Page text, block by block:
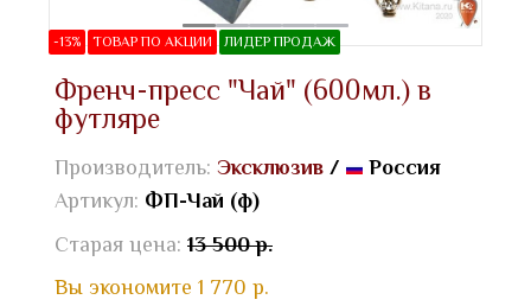
-13% ТОВАР ПО АКЦИИ ЛИДЕР ПРОДАЖ
Френч-пресс "Чай" (600мл.) в
футляре
Производитель: Эксклюзив /
Россия
Артикул: ФП-Чай (ф)
Старая цена: 13 500 р.
Вы экономите 1 770 р.